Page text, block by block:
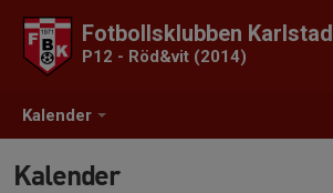
Kalender
Fotbollsklubben Karlstad
P12 - Röd&vit (2014)
Kalender